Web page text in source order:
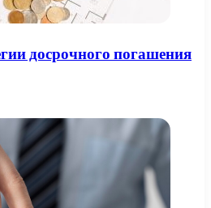
досрочного погашения